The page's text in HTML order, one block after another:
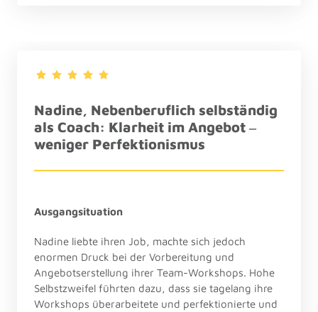
Nadine Nebenberuflich
als Coach: Klarheit im Angebot ‒
weniger Perfektionismus
Ausgangsituation
Nadine liebte ihren Job, machte sich jedoch
enormen Druck bei der Vorbereitung und
Angebotserstellung ihrer Team-Workshops. Hohe
Selbstzweifel führten dazu, dass sie tagelang ihre
Workshops überarbeitete und perfektionierte und